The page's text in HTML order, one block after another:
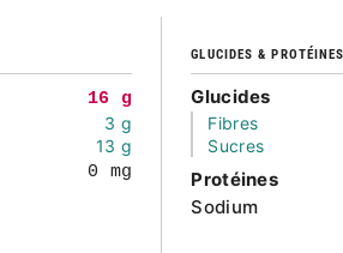
16 g
3 g
13 g
0 mg
GLUCIDES & PROTÉINES
Glucides
Fibres
Sucres
Protéines
Sodium